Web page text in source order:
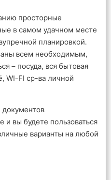
просторные
в самом удачном месте
планировкой.
всем необходимым,
– посуда, вся бытовая
WI-FI ср-ва личной
вы будете пользоваться
варианты на любой